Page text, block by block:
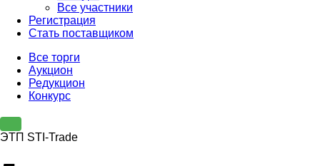
Все участники
Регистрация
Стать поставщиком
Все торги
Аукцион
Редукцион
Конкурс
ЭТП STI-Trade